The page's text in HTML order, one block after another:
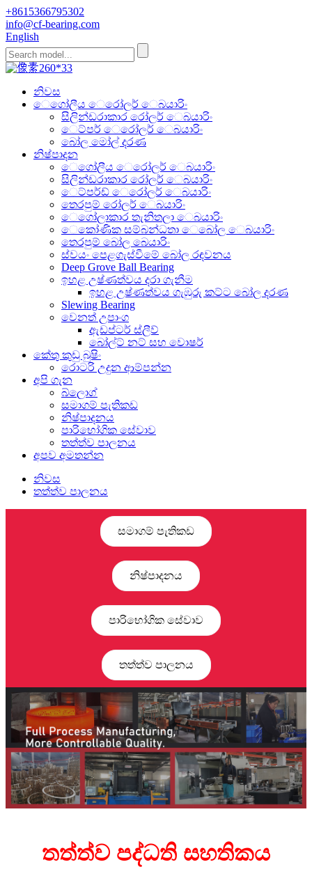
+8615366795302
info@cf-bearing.com
English
නිවස
ෙගෝලීය ෙරෝලර් ෙබයාරිං
සිලින්ඩරාකාර රෝලර් ෙබයාරිං
ෙට්පර් ෙරෝලර් ෙබයාරිං
බෝල මෝල් දරණ
නිෂ්පාදන
ෙගෝලීය ෙරෝලර් ෙබයාරිං
සිලින්ඩරාකාර රෝලර් ෙබයාරිං
ෙට්පර්ඩ් ෙරෝලර් ෙබයාරිං
තෙරපුම් රෝලර් ෙබයාරිං
ෙගෝලාකාර තැනිතලා ෙබයාරිං
ෙකෝණික සම්බන්ධතා ෙබෝල ෙබයාරිං
තෙරපුම් බෝල බෙයාරිං
ස්වයං පෙළගැස්වීමේ බෝල රඳවනය
Deep Grove Ball Bearing
ඉහළ උෂ්ණත්වය දරා ගැනීම
ඉහළ උෂ්ණත්වය ගැඹුරු කට්ට බෝල දරණ
Slewing Bearing
වෙනත් උපාංග
ඇඩප්ටර් ස්ලීව්
බෝල්ට් නට් සහ වොෂර්
කේතු කුඩු බුෂිං
රොටරි උදුන ආම්පන්න
අපි ගැන
බ්ලොග්
සමාගම් පැතිකඩ
නිෂ්පාදනය
පාරිභෝගික සේවාව
තත්ත්ව පාලනය
අපව අමතන්න
නිවස
තත්ත්ව පාලනය
සමාගම් පැතිකඩ
නිෂ්පාදනය
පාරිභෝගික සේවාව
තත්ත්ව පාලනය
තත්ත්ව පද්ධති සහතිකය